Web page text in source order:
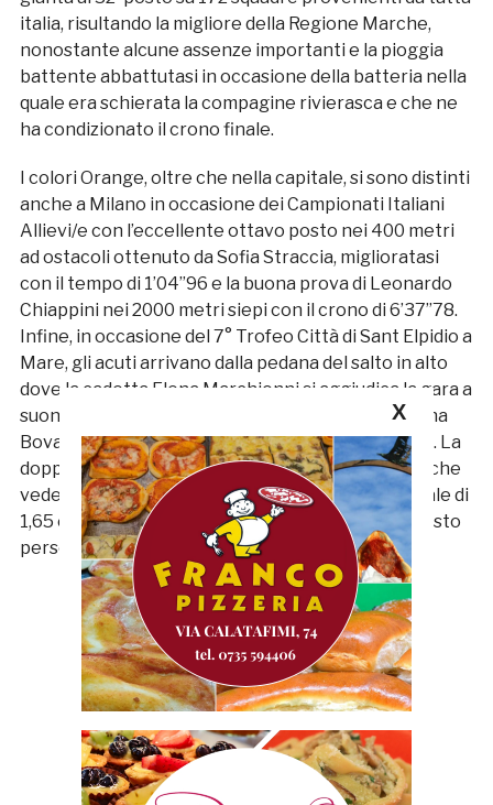
italia, risultando la migliore della Regione Marche,
nonostante alcune assenze importanti e la pioggia
battente abbattutasi in occasione della batteria nella
quale era schierata la compagine rivierasca e che ne
ha condizionato il crono finale.
I colori Orange, oltre che nella capitale, si sono distinti
anche a Milano in occasione dei Campionati Italiani
Allievi/e con l’eccellente ottavo posto nei 400 metri
ad ostacoli ottenuto da Sofia Straccia, miglioratasi
con il tempo di 1’04”96 e la buona prova di Leonardo
Chiappini nei 2000 metri siepi con il crono di 6’37”78.
Infine, in occasione del 7° Trofeo Città di Sant Elpidio a
Mare, gli acuti arrivano dalla pedana del salto in alto
dove la cadetta Elena Marchionni si aggiudica la gara a
suon di record sociale con un balzo di 1,60 e Cristina
Bovara seconda con il nuovo personal best di 1,53. La
doppietta viene ribadita anche tra i Cadetti, gara che
vede Mattia Alesiani al primo posto con il personale di
1,65 e Matteo Collini secondo con 1,45, anche questo
personal best.
X